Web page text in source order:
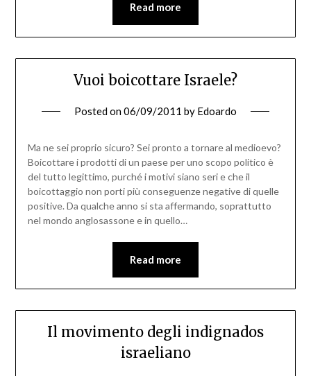
Read more
Vuoi boicottare Israele?
Posted on06/09/2011 by Edoardo
Ma ne sei proprio sicuro? Sei pronto a tornare al medioevo?
Boicottare i prodotti di un paese per uno scopo politico è
del tutto legittimo, purché i motivi siano seri e che il
boicottaggio non porti più conseguenze negative di quelle
positive. Da qualche anno si sta affermando, soprattutto
nel mondo anglosassone e in quello…
Read more
Il movimento degli indignados
israeliano